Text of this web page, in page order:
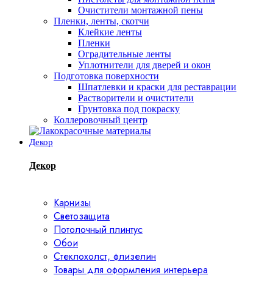
Очистители монтажной пены
Пленки, ленты, скотчи
Клейкие ленты
Пленки
Оградительные ленты
Уплотнители для дверей и окон
Подготовка поверхности
Шпатлевки и краски для реставрации
Растворители и очистители
Грунтовка под покраску
Коллеровочный центр
Декор
Декор
Карнизы
Светозащита
Потолочный плинтус
Обои
Стеклохолст, флизелин
Товары для оформления интерьера